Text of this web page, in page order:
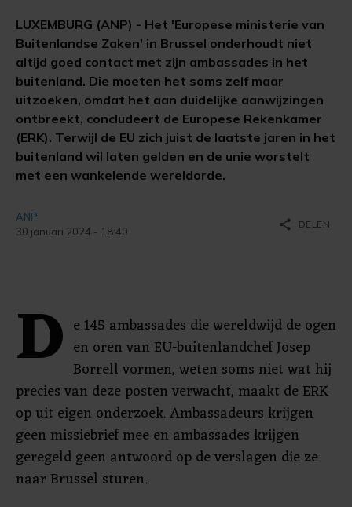
LUXEMBURG (ANP) - Het 'Europese ministerie van
Buitenlandse Zaken' in Brussel onderhoudt niet
altijd goed contact met zijn ambassades in het
buitenland. Die moeten het soms zelf maar
uitzoeken, omdat het aan duidelijke aanwijzingen
ontbreekt, concludeert de Europese Rekenkamer
(ERK). Terwijl de EU zich juist de laatste jaren in het
buitenland wil laten gelden en de unie worstelt
met een wankelende wereldorde.
ANP
30 januari 2024 - 18:40
share DELEN
D e 145 ambassades die wereldwijd de ogen
en oren van EU-buitenlandchef Josep
Borrell vormen, weten soms niet wat hij
precies van deze posten verwacht, maakt de ERK
op uit eigen onderzoek. Ambassadeurs krijgen
geen missiebrief mee en ambassades krijgen
geregeld geen antwoord op de verslagen die ze
naar Brussel sturen.